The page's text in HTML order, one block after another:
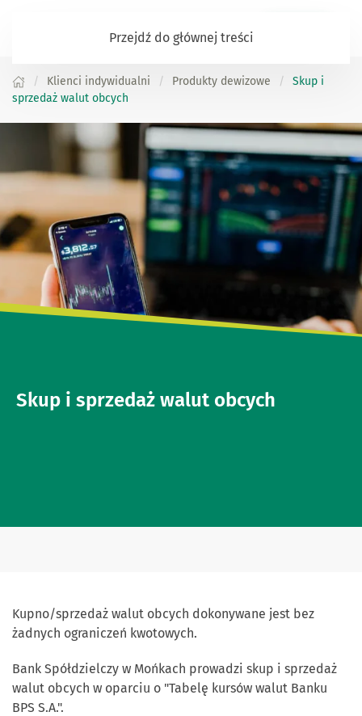
Przejdź do głównej treści
Klienci indywidualni Produkty dewizowe
Skup i
sprzedaż walut obcych
Skup i sprzedaż walut obcych
Kupno/sprzedaż walut obcych dokonywane jest bez
żadnych ograniczeń kwotowych.
Bank Spółdzielczy w Mońkach prowadzi skup i sprzedaż
walut obcych w oparciu o "Tabelę kursów walut Banku
BPS S.A.".